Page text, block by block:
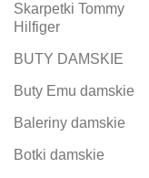
Skarpetki Tommy
Hilfiger
BUTY DAMSKIE
Buty Emu damskie
Baleriny damskie
Botki damskie